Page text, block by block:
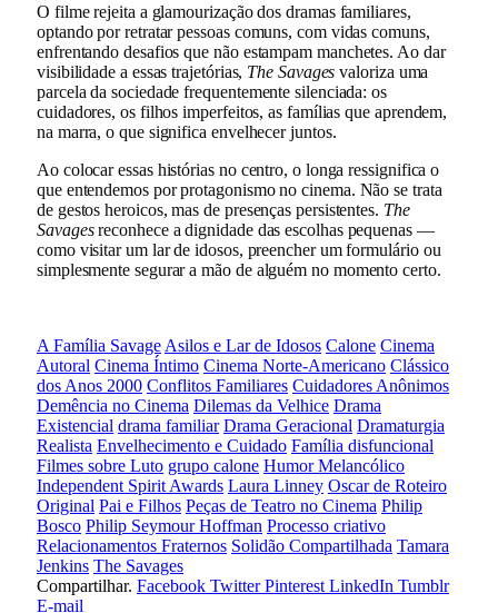
O filme rejeita a glamourização dos dramas familiares,
optando por retratar pessoas comuns, com vidas comuns,
enfrentando desafios que não estampam manchetes. Ao dar
visibilidade a essas trajetórias, The Savages valoriza uma
parcela da sociedade frequentemente silenciada: os
cuidadores, os filhos imperfeitos, as famílias que aprendem,
na marra, o que significa envelhecer juntos.
Ao colocar essas histórias no centro, o longa ressignifica o
que entendemos por protagonismo no cinema. Não se trata
de gestos heroicos, mas de presenças persistentes. The
Savagesreconhece a dignidade das escolhas pequenas —
como visitar um lar de idosos, preencher um formulário ou
simplesmente segurar a mão de alguém no momento certo.
A Família Savage Asilos e Lar de Idosos Calone Cinema
Autoral Cinema Íntimo Cinema Norte-Americano Clássico
dos Anos 2000 Conflitos Familiares Cuidadores Anônimos
Demência no Cinema Dilemas da Velhice Drama
Existencial drama familiar Drama Geracional Dramaturgia
Realista Envelhecimento e Cuidado Família disfuncional
Filmes sobre Luto grupo calone Humor Melancólico
Independent Spirit Awards Laura Linney Oscar de Roteiro
Original Pai e Filhos Peças de Teatro no Cinema Philip
Bosco Philip Seymour Hoffman Processo criativo
Relacionamentos Fraternos Solidão Compartilhada Tamara
Jenkins The Savages
Compartilhar. Facebook Twitter Pinterest LinkedIn Tumblr
E-mail